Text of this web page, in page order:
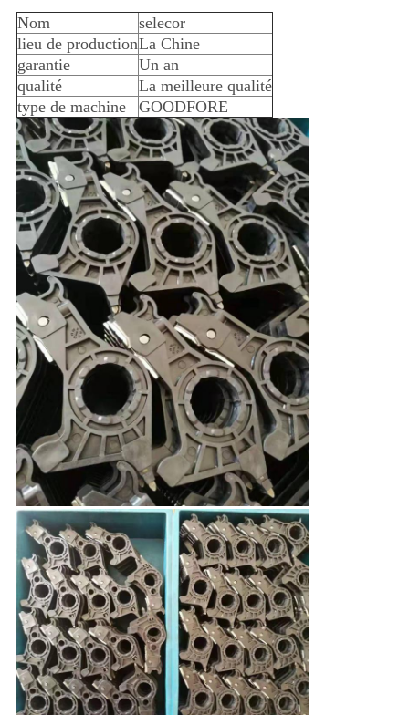
Nom
selecor
lieu de productionLa Chine
garantie
Un an
qualité
La meilleure qualité
type de machine
GOODFORE